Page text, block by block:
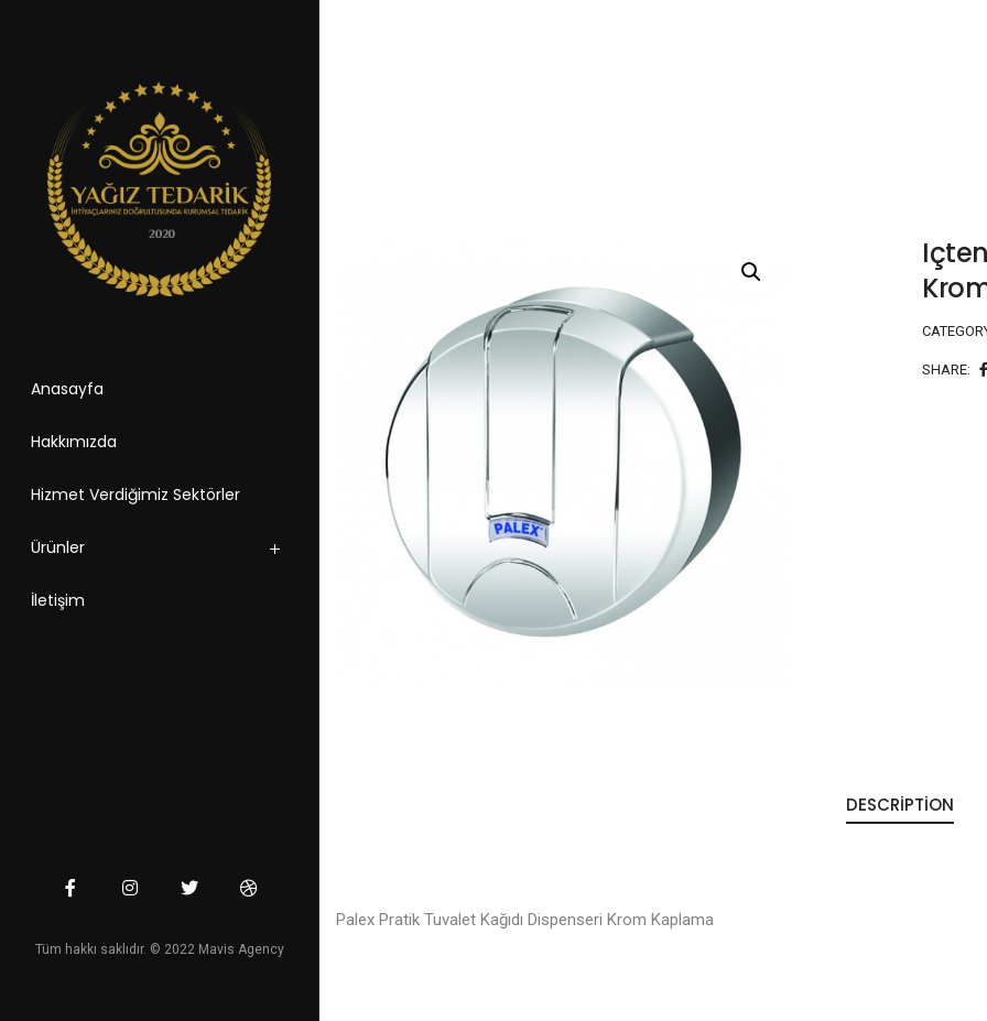
Anasayfa
Hakkımızda
Hizmet Verdiğimiz Sektörler
Ürünler
İletişim
Tüm hakkı saklıdır. © 2022 Mavis Agency
SHARE:
DESCRIPTION
Palex Pratik Tuvalet Kağıdı Dispenseri Krom Kaplama